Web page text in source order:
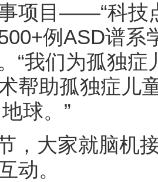
项目——“科技
例ASD谱系
“我们为孤独症
帮助孤独症儿
球。”
，大家就脑机
动。